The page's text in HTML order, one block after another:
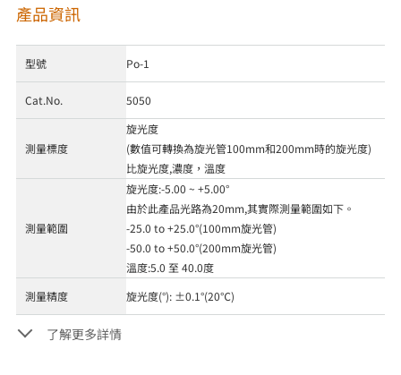
產品資訊
型號 Po-1
Cat.No. 5050
測量標度
旋光度
(數值可轉換為旋光管100mm和200mm時的旋光度)
比旋光度,濃度，溫度
測量範圍
旋光度:-5.00 ~ +5.00°
由於此產品光路為20mm,其實際測量範圍如下。
-25.0 to +25.0°(100mm旋光管)
-50.0 to +50.0°(200mm旋光管)
溫度:5.0 至 40.0度
測量精度
旋光度(°): ±0.1°(20℃)
了解更多詳情